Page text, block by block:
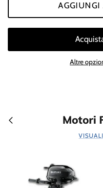
AGGIUNGI
Altre
Motori